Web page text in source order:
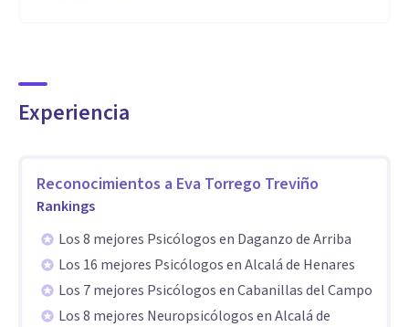
Experiencia
Reconocimientos a Eva Torrego Treviño
Rankings
Los 8 mejores Psicólogos en Daganzo de Arriba
Los 16 mejores Psicólogos en Alcalá de Henares
Los 7 mejores Psicólogos en Cabanillas del Campo
Los 8 mejores Neuropsicólogos en Alcalá de